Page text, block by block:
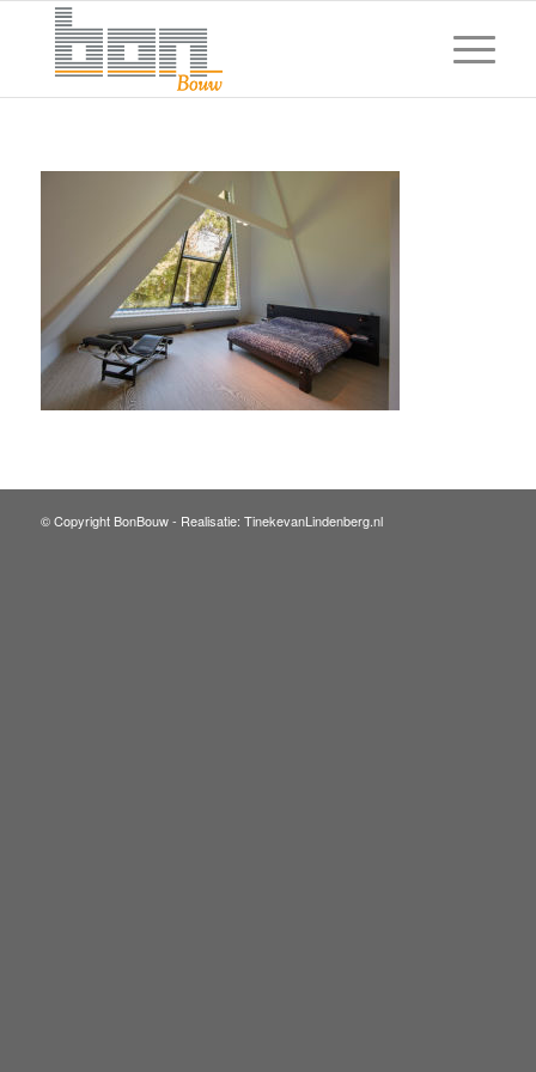
© Copyright BonBouw - Realisatie: TinekevanLindenberg.nl